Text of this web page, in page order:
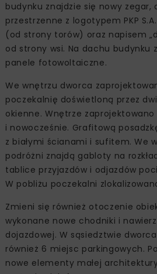
budynku znajdzie się nowy zegar,
przestrzenne z logotypem PKP
(od strony torów) oraz napisem
od strony wsi. Na dachu budynku
panele fotowoltaiczne.
We wnętrzu dworca
poczekalnię doświetloną przez
okienne. Wnętrze
i nowocześnie. Grafitową
z białymi ścianami i sufitem. We
podróżni znajdą gabloty na
tablice przyjazdów i odjazdów
W pobliżu poczekalni
Zmieni się również otoczenie
wykonane nowe chodniki i
dojazdowej. W sąsiedztwie
również 6 miejsc parkingowych.
nowe elementy małej